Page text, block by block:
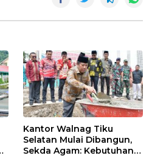
Kantor Walnag Tiku
Selatan Mulai Dibangun,
Sekda Agam: Kebutuhan